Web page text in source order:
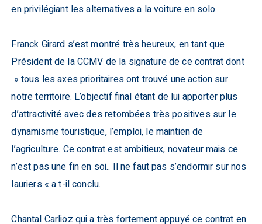
en privilégiant les alternatives a la voiture en solo.
Franck Girard s’est montré très heureux, en tant que
Président de la CCMV de la signature de ce contrat dont
» tous les axes prioritaires ont trouvé une action sur
notre territoire. L’objectif final étant de lui apporter plus
d’attractivité avec des retombées très positives sur le
dynamisme touristique, l’emploi, le maintien de
l’agriculture. Ce contrat est ambitieux, novateur mais ce
n’est pas une fin en soi.. Il ne faut pas s’endormir sur nos
lauriers « a t-il conclu.
Chantal Carlioz qui a très fortement appuyé ce contrat en